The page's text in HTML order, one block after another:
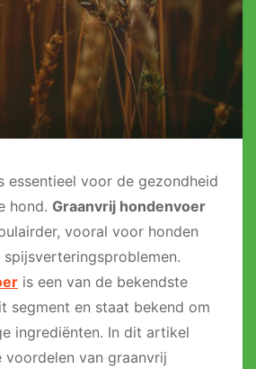
essentieel voor de gezondheid
hond. Graanvrij hondenvoer
vooral voor honden
is een van de bekendste
segment en staat bekend om
ingrediënten. In dit artikel
voordelen van graanvrij